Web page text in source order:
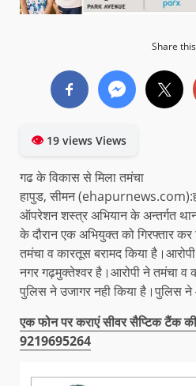
Share
👁19 views Views
गढ के विकास से मिला तमंचा
हापुड, सीमन
ऑपरेशन शस्त्र अभियान के अन्तर्गत
के दौरान एक अभियुक्त को गिरफ्तार
तमंचा व कारतूस बरामद किया
नगर गढ़मुक्तेश्वर है।आरोपी ने तमंचा व
पुलिस ने उजागर नही किया है।पुलिस
एक फोन पर कराएं सीवर सैप्टिक टैंक की
9219695264